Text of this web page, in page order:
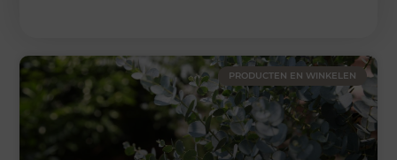
PRODUCTEN EN WINKELEN